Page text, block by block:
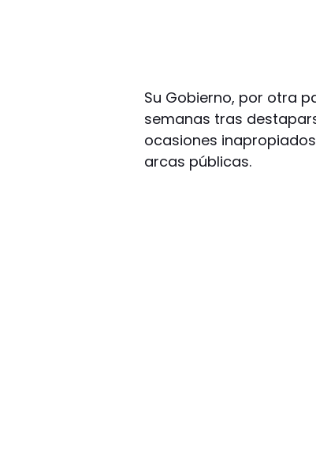
Su Gobierno, por otra
semanas tras
ocasiones
arcas públicas.